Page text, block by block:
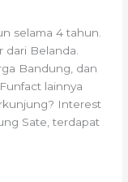
selama 4 tahun.
dari Belanda.
Bandung, dan
lainnya
Interest
Sate, terdapat